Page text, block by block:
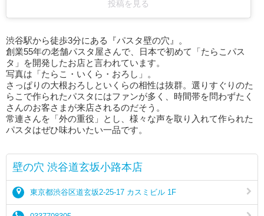
投稿を見る
渋谷駅から徒歩3分にある『パスタ壁の穴』。
創業55年の老舗パスタ屋さんで、日本で初めて「たらこパス
タ」を開発したお店と言われています。
写真は「たらこ・いくら・おろし」。
さっぱりの大根おろしといくらの相性は抜群。選りすぐりのた
らこで作られたパスタにはファンが多く、時間帯を問わずたく
さんのお客さまが来店されるのだそう。
常連さんを「外の重役」とし、様々な声を取り入れて作られた
パスタはぜひ味わいたい一品です。
壁の穴 渋谷道玄坂小路本店
東京都渋谷区道玄坂2-25-17 カスミビル 1F